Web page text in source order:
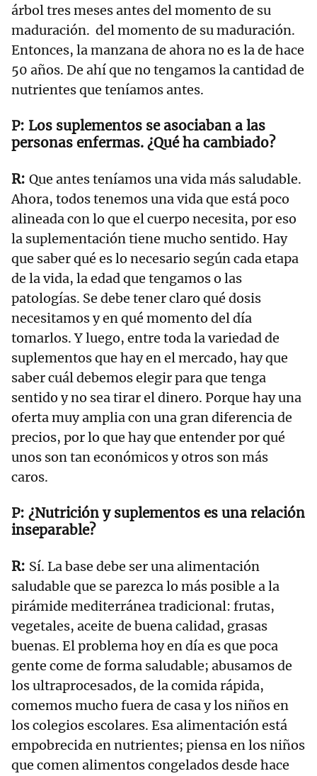
árbol tres meses antes del momento de su
maduración. del momento de su maduración.
Entonces, la manzana de ahora no es la de hace
50 años. De ahí que no tengamos la cantidad de
nutrientes que teníamos antes.
Los suplementos se asociaban a las
personas enfermas. ¿Qué ha cambiado?
Que antes teníamos una vida más saludable.
Ahora, todos tenemos una vida que está poco
alineada con lo que el cuerpo necesita, por eso
la suplementación tiene mucho sentido. Hay
que saber qué es lo necesario según cada etapa
de la vida, la edad que tengamos o las
patologías. Se debe tener claro qué dosis
necesitamos y en qué momento del día
tomarlos. Y luego, entre toda la variedad de
suplementos que hay en el mercado, hay que
saber cuál debemos elegir para que tenga
sentido y no sea tirar el dinero. Porque hay una
oferta muy amplia con una gran diferencia de
precios, por lo que hay que entender por qué
unos son tan económicos y otros son más
caros.
¿Nutrición y suplementos es una relación
inseparable?
Sí. La base debe ser una alimentación
saludable que se parezca lo más posible a la
pirámide mediterránea tradicional: frutas,
vegetales, aceite de buena calidad, grasas
buenas. El problema hoy en día es que poca
gente come de forma saludable; abusamos de
los ultraprocesados, de la comida rápida,
comemos mucho fuera de casa y los niños en
los colegios escolares. Esa alimentación está
empobrecida en nutrientes; piensa en los niños
que comen alimentos congelados desde hace